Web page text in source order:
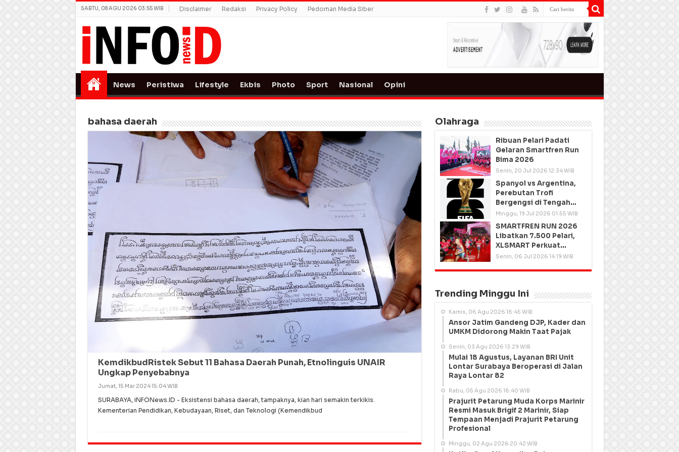
SABTU, 08 AGU 2026 03:55 WIB Disclaimer Redaksi Privacy Policy Pedoman Media Siber
News Peristiwa Lifestyle Ekbis Photo Sport Nasional Opini
bahasa daerah
KemdikbudRistek Sebut 11 Bahasa Daerah Punah, Etnolinguis UNAIR
Ungkap Penyebabnya
Jumat, 15 Mar 2024 15:04 WIB
SURABAYA, iNFONews.ID - Eksistensi bahasa daerah, tampaknya, kian hari semakin terkikis.
Kementerian Pendidikan, Kebudayaan, Riset, dan Teknologi (Kemendikbud
Olahraga
Ribuan Pelari Padati
Gelaran Smartfren Run
Bima 2026
Senin, 20 Jul 2026 12:34 WIB
Spanyol vs Argentina,
Perebutan Trofi
Bergengsi di Tengah
Semangat Persatuan
Minggu, 19 Jul 2026 01:55 WIB
SMARTFREN RUN 2026
Libatkan 7.500 Pelari,
XLSMART Perkuat
Kedekatan dengan
Senin, 06 Jul 2026 14:19 WIB
Trending Minggu Ini
Kamis, 06 Agu 2026 18:45 WIB
Ansor Jatim Gandeng DJP, Kader dan
UMKM Didorong Makin Taat Pajak
Senin, 03 Agu 2026 13:29 WIB
Mulai 18 Agustus, Layanan BRI Unit
Lontar Surabaya Beroperasi di Jalan
Raya Lontar 82
Rabu, 05 Agu 2026 18:40 WIB
Prajurit Petarung Muda Korps Marinir
Resmi Masuk Brigif 2 Marinir, Siap
Tempaan Menjadi Prajurit Petarung
Profesional
Minggu, 02 Agu 2026 20:42 WIB